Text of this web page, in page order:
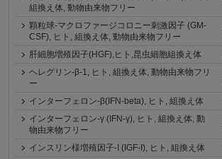
組換え体, 動物由来物フリー
顆粒球-マクロファージコロニー刺激因子 (GM-
CSF), ヒト, 組換え体, 動物由来物フリー
肝細胞増殖因子(HGF),ヒト,昆虫細胞組換え体
ヘレグリン-β-1, ヒト, 組換え体, 動物由来物フリ
ー
インターフェロン-β(IFN-beta), ヒト, 組換え体
インターフェロン-γ (IFN-γ), ヒト, 組換え体, 動
物由来物フリー
インスリン様増殖因子-I (IGF-I), ヒト, 組換え体